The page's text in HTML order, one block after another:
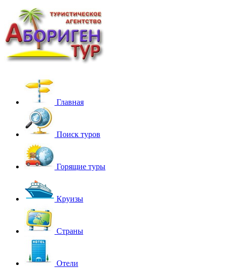
Главная
Поиск туров
Горящие туры
Круизы
Страны
Отели